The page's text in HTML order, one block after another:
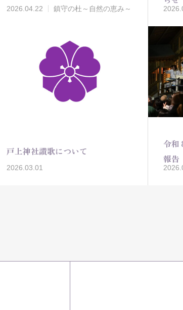
2026.04.22 鎮守の杜～自然の恵み～
戸上神社讃歌について
2026.03.01
令和
報告